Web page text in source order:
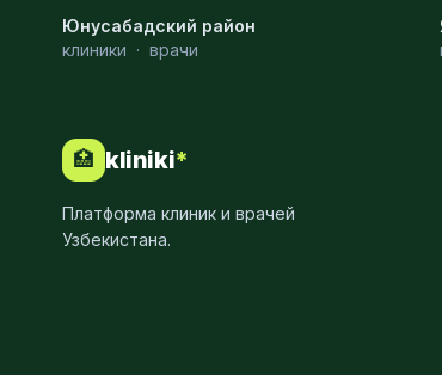
Массаж
Гастроэнтерология
Андрология
Юнусабадский район
клиники · врачи
🏥 kliniki*
Платформа клиник и врачей
Узбекистана.